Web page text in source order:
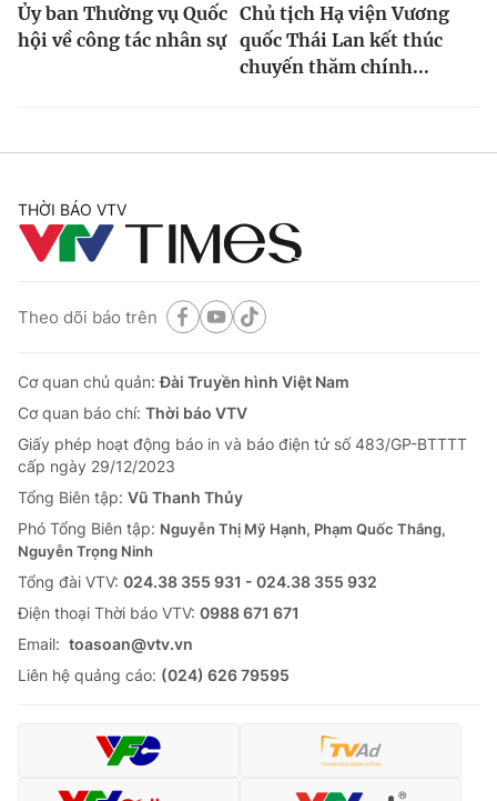
Ủy ban Thường vụ Quốc
hội về công tác nhân sự
Chủ tịch Hạ viện Vương
quốc Thái Lan kết thúc
chuyến thăm chính...
THỜI BÁO VTV
Theo dõi báo trên
Cơ quan chủ quản:Đài Truyền hình Việt Nam
Cơ quan báo chí: Thời báo VTV
Giấy phép hoạt động báo in và báo điện tử số 483/GP-BTTTT
cấp ngày 29/12/2023
Tổng Biên tập: Vũ Thanh Thủy
Phó Tổng Biên tập: Nguyễn Thị Mỹ Hạnh, Phạm Quốc Thắng,
Nguyễn Trọng Ninh
Tổng đài VTV: 024.38 355 931 - 024.38 355 932
Ðiện thoại Thời báo VTV: 0988 671 671
Email: toasoan@vtv.vn
Liên hệ quảng cáo: (024) 626 79595